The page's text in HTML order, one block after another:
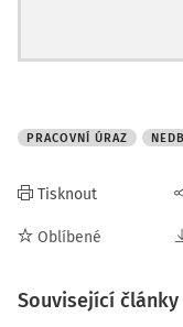
PRACOVNÍ ÚRAZ
Tisknout
Oblíbené
Související články